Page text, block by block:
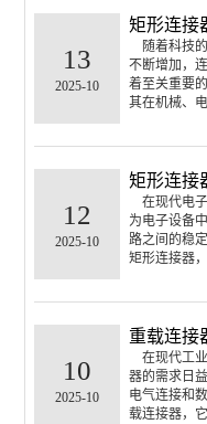
13
2025-10
矩形连接
随着科技的
不断增加，
着至关重要
其在机械、
12
2025-10
矩形连接
在现代电子
为电子设备
路之间的稳
矩形连接器
10
2025-10
在现代工业
器的需求日
电气连接和
载连接器，